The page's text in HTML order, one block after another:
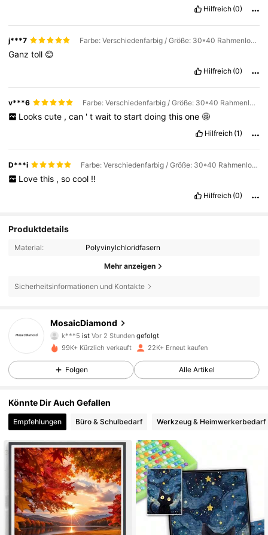
Hilfreich (0)
j***7 Farbe: Verschiedenfarbig / Größe: 30*40 Rahmenlos / Muster: A
Ganztoll 😊
Hilfreich (0)
v***6 Farbe: Verschiedenfarbig / Größe: 30*40 Rahmenlos / Muster: A
Looks cute , can ' t wait to start doing this one 🤩
Hilfreich (1)
D***i Farbe: Verschiedenfarbig / Größe: 30*40 Rahmenlos / Muster: A
Love this , so cool !!
Hilfreich (0)
Produktdetails
Material: Polyvinylchloridfasern
Mehr anzeigen
Sicherheitsinformationen und Kontakte
MosaicDiamond
k***5istVor 2 Stunden
n***2 ist am Durchsuchen
4,91
4.2K Follower
4,91 4.2K Follower
4,91 4.2K Follower
4,91 4.2K Follower
99K+ Kürzlich verkauft 22K+ Erneut kaufen
Folgen Alle Artikel
Könnte Dir Auch Gefallen
Empfehlungen Büro & Schulbedarf Werkzeug & Heimwerkerbedarf